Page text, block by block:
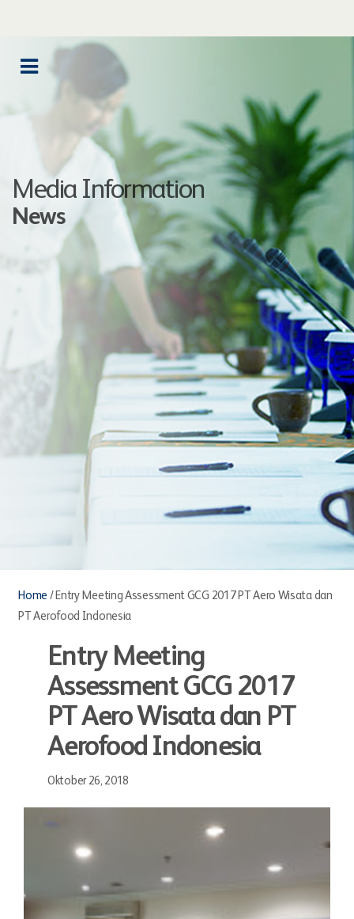
Media Information
News
Home / Entry Meeting Assessment GCG 2017 PT Aero Wisata dan
PT Aerofood Indonesia
Entry Meeting
Assessment GCG 2017
PT Aero Wisata dan PT
Aerofood Indonesia
Oktober 26, 2018